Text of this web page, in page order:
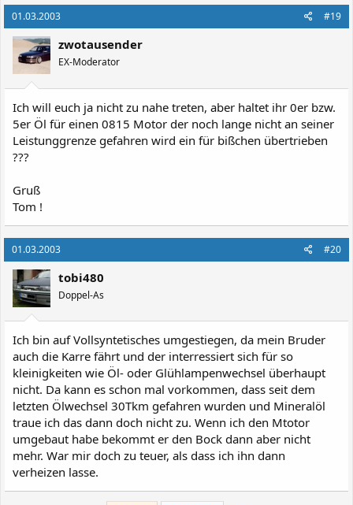
01.03.2003 #19
zwotausender
EX-Moderator
Ich will euch ja nicht zu nahe treten, aber haltet ihr 0er bzw.
5er Öl für einen 0815 Motor der noch lange nicht an seiner
Leistunggrenze gefahren wird ein für bißchen übertrieben
???
Gruß
Tom !
01.03.2003 #20
tobi480
Doppel-As
Ich bin auf Vollsyntetisches umgestiegen, da mein Bruder
auch die Karre fährt und der interressiert sich für so
kleinigkeiten wie Öl- oder Glühlampenwechsel überhaupt
nicht. Da kann es schon mal vorkommen, dass seit dem
letzten Ölwechsel 30Tkm gefahren wurden und Mineralöl
traue ich das dann doch nicht zu. Wenn ich den Mtotor
umgebaut habe bekommt er den Bock dann aber nicht
mehr. War mir doch zu teuer, als dass ich ihn dann
verheizen lasse.